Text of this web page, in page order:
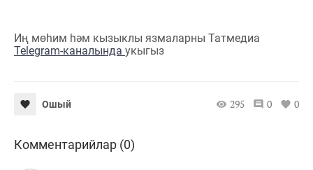
Иң мөһим һәм кызыклы язмаларны Татмедиа
Telegram-каналында укыгыз
Ошый 295 0 0
Комментарийлар (0)